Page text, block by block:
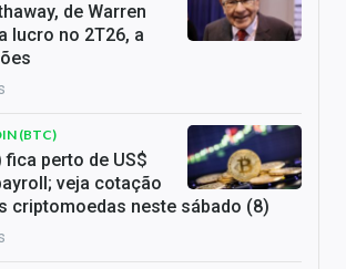
de Warren
lucro no 2T26, a
(BTC)
fica perto de US$
veja cotação
criptomoedas neste sábado (8)